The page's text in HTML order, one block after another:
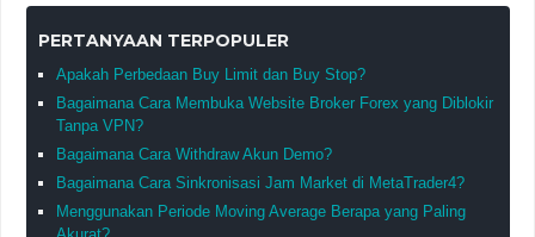
PERTANYAAN TERPOPULER
Apakah Perbedaan Buy Limit dan Buy Stop?
Bagaimana Cara Membuka Website Broker Forex yang Diblokir
Tanpa VPN?
Bagaimana Cara Withdraw Akun Demo?
Bagaimana Cara Sinkronisasi Jam Market di MetaTrader4?
Menggunakan Periode Moving Average Berapa yang Paling